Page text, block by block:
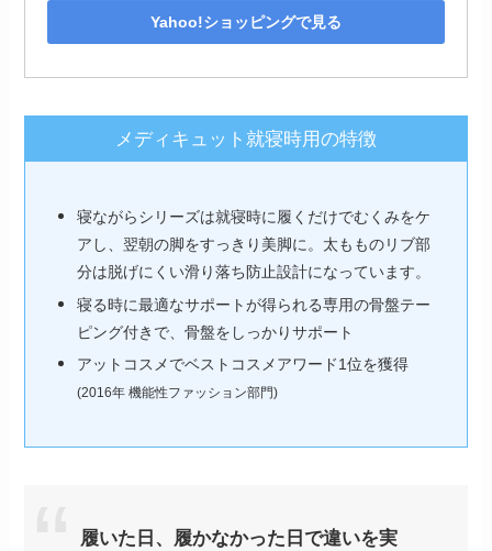
Yahoo!ショッピングで見る
メディキュット就寝時用の特徴
寝ながらシリーズは就寝時に履くだけでむくみをケ
アし、翌朝の脚をすっきり美脚に。太もものリブ部
分は脱げにくい滑り落ち防止設計になっています。
寝る時に最適なサポートが得られる専用の骨盤テー
ピング付きで、骨盤をしっかりサポート
アットコスメでベストコスメアワード1位を獲得
(2016年 機能性ファッション部門)
履いた日、履かなかった日で違いを実